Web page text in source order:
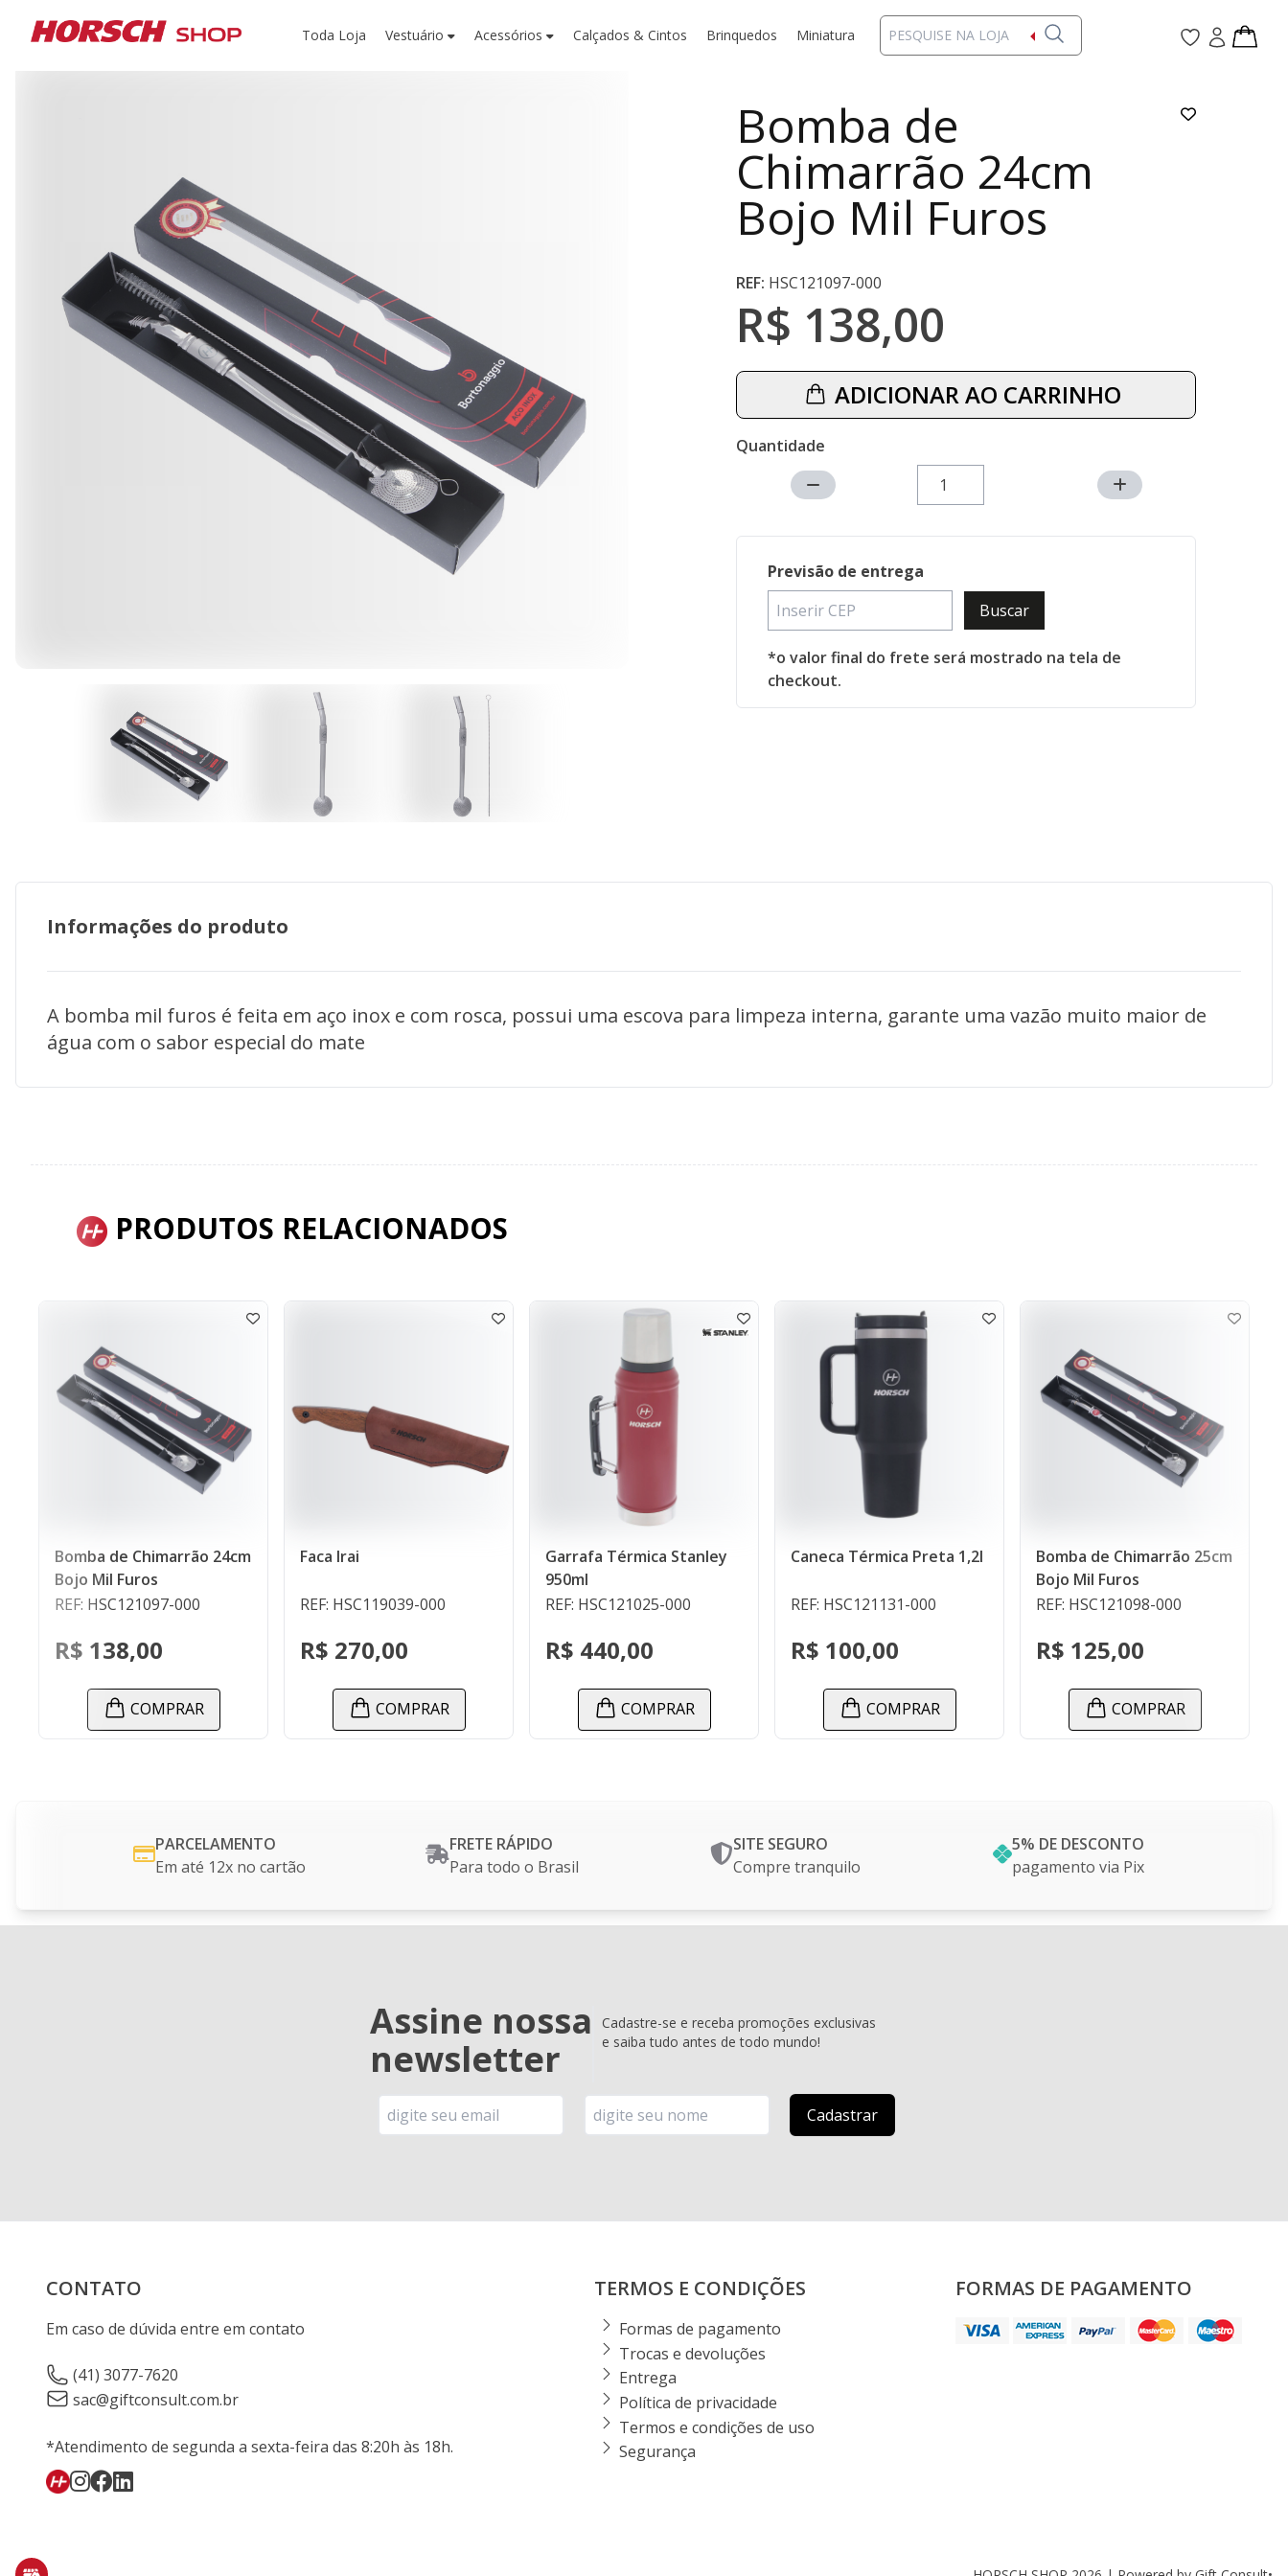
Toda Loja Vestuário Acessórios Calçados & Cintos Brinquedos Miniatura
Bomba de
Chimarrão 24cm
Bojo Mil Furos
REF: HSC121097-000
R$ 138,00
ADICIONAR AO CARRINHO
Quantidade
Previsão de entrega
Buscar
*o valor final do frete será mostrado na tela de
checkout.
Informações do produto
A bomba mil furos é feita em aço inox e com rosca, possui uma escova para limpeza interna, garante uma vazão muito maior de
água com o sabor especial do mate
PRODUTOS RELACIONADOS
Chimarrão 24cm
000
Faca Irai
REF: HSC119039-000
Garrafa Térmica Stanley
REF: HSC121025-000
Caneca Térmica Preta 1,2l
REF: HSC121131-000
Bomba de Chimarrão 25cm
REF: HSC121098-000
Kit Cuia e
REF:
PARCELAMENTO
Em até 12x no cartão
FRETE RÁPIDO
Para todo o Brasil
SITE SEGURO
Compre tranquilo
5% DE DESCONTO
pagamento via Pix
Assine nossa
newsletter
Cadastre-se e receba promoções exclusivas
e saiba tudo antes de todo mundo!
CONTATO
Em caso de dúvida entre em contato
(41) 3077-7620
sac@giftconsult.com.br
*Atendimento de segunda a sexta-feira das 8:20h às 18h.
TERMOS E CONDIÇÕES
Formas de pagamento
Trocas e devoluções
Entrega
Política de privacidade
Termos e condições de uso
Segurança
FORMAS DE PAGAMENTO